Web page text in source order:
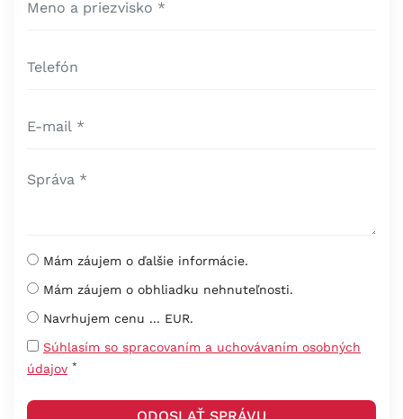
Mám záujem o ďalšie informácie.
Mám záujem o obhliadku nehnuteľnosti.
Navrhujem cenu ... EUR.
Súhlasím so spracovaním a uchovávaním osobných
údajov *